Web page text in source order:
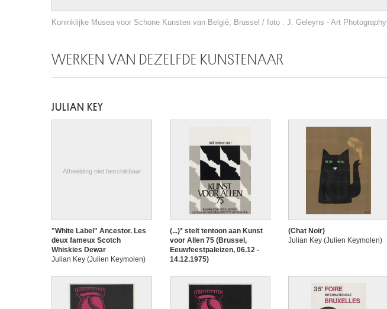
Koninklijke Musea voor Schone Kunsten van België, Brussel / foto : J. Geleyns - Art Photography
WERKEN VAN DEZELFDE KUNSTENAAR
JULIAN KEY
Afbeelding niet beschikbaar
"White Label" Ancestor. Les
deux fameux Scotch
Whiskies Dewar
Julian Key (Julien Keymolen)
(...)* stelt tentoon aan Kunst
voor Allen 75 (Brussel,
Eeuwfeestpaleizen, 06.12 -
14.12.1975)
(Chat Noir)
Julian Key (Julien Keymolen)